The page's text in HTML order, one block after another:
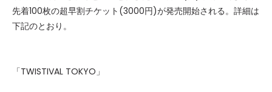
先着100枚の超早割チケット(3000円)が発売開始される。詳細は
下記のとおり。
「TWISTIVAL TOKYO」